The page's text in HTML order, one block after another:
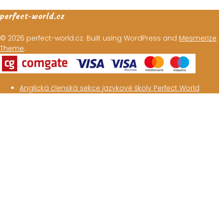
perfect-world.cz
© 2026 perfect-world.cz. Built using WordPress and Mesmerize
Theme.
Anglická členská sekce jazykové školy Perfect World